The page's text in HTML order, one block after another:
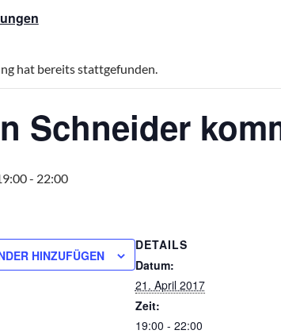
hat bereits stattgefunden.
Schneider
- 22:00
HINZUFÜGEN
DETAILS
Datum:
21. April 2017
Zeit:
19:00 - 22:00